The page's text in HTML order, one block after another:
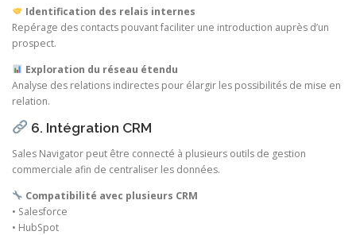
Identification des relais internes
Repérage des contacts pouvant faciliter une introduction auprès d’un
prospect.
Exploration du réseau étendu
Analyse des relations indirectes pour élargir les possibilités de mise en
relation.
6. Intégration CRM
Sales Navigator peut être connecté à plusieurs outils de gestion
commerciale afin de centraliser les données.
Compatibilité avec plusieurs CRM
• Salesforce
• HubSpot